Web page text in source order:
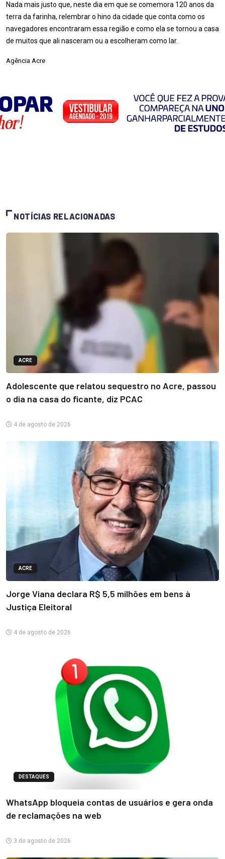
Nada mais justo que, neste dia em que se comemora 120 anos da
terra da farinha, relembrar o hino da cidade que conta como os
navegadores encontraram essa região e como ela se tornou a casa
de muitos que ali nasceram ou a escolheram como lar.
Agência Acre
NOTÍCIAS RELACIONADAS
ACRE
Adolescente que relatou sequestro no Acre, passou
o dia na casa do ficante, diz PCAC
4 de agosto de 2026
ACRE
Jorge Viana declara R$ 5,5 milhões em bens à
Justiça Eleitoral
4 de agosto de 2026
DESTAQUES
WhatsApp bloqueia contas de usuários e gera onda
de reclamações na web
3 de agosto de 2026